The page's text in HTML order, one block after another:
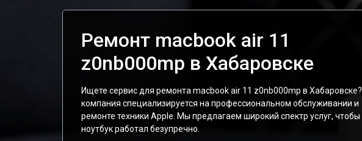
Ремонт macbook air 11
z0nb000mp в Хабаровске
Ищете сервис для ремонта macbook air 11 z0nb000mp в
компания специализируется на профессиональном обслуживании и
ремонте техники Apple. Мы предлагаем широкий спектр услуг,
ноутбук работал безупречно.